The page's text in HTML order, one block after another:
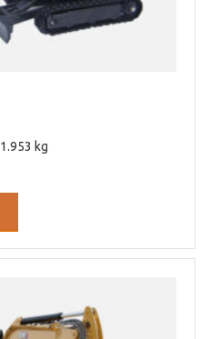
1.953 kg